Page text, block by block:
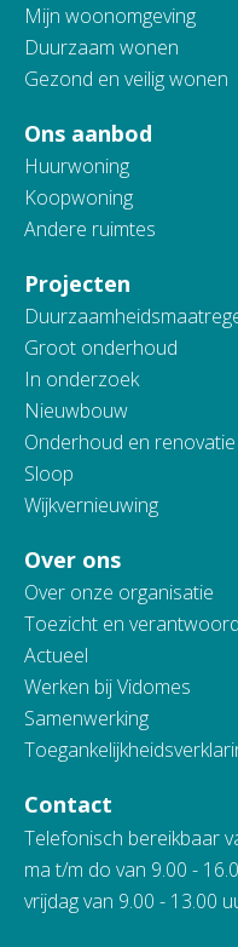
Mijn woonomgeving
Duurzaam wonen
Gezond en veilig wonen
Ons aanbod
Huurwoning
Koopwoning
Andere ruimtes
Projecten
Groot onderhoud
In onderzoek
Nieuwbouw
Onderhoud en renovatie
Sloop
Wijkvernieuwing
Over ons
Over onze organisatie
Toezicht en
Actueel
Werken bij Vidomes
Samenwerking
Contact
Telefonisch bereikbaar
ma t/m do van 9.00 -
vrijdag van 9.00 - 13.00